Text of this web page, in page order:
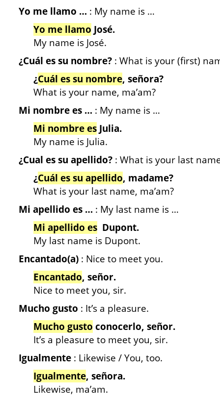
Yo me llamo … : My name is …
Yo me llamo José.
My name is José.
¿Cuál es su nombre? : What is your (first)
¿Cuál es su nombre, señora?
What is your name, ma’am?
Mi nombre es … : My name is …
Mi nombre es Julia.
My name is Julia.
¿Cual es su apellido? : What is your last
¿Cuál es su apellido, madame?
What is your last name, ma’am?
Mi apellido es … : My last name is …
Mi apellido es Dupont.
My last name is Dupont.
Encantado(a) : Nice to meet you.
Encantado, señor.
Nice to meet you, sir.
Mucho gusto : It’s a pleasure.
Mucho gusto conocerlo, señor.
It’s a pleasure to meet you, sir.
Igualmente : Likewise / You, too.
Igualmente, señora.
Likewise, ma’am.